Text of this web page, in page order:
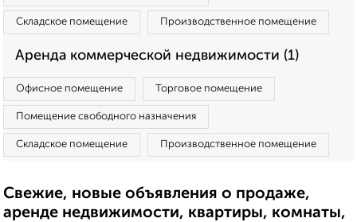
Складское помещение Производственное помещение
Аренда коммерческой недвижимости (1)
Офисное помещение Торговое помещение
Помещение свободного назначения
Складское помещение Производственное помещение
Свежие, новые объявления о продаже,
аренде недвижимости, квартиры, комнаты,